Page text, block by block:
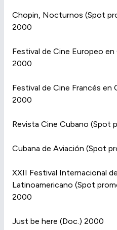
Chopin, Nocturnos (Spot
2000
Festival de Cine Europeo
2000
Festival de Cine Francés en
2000
Revista Cine Cubano (Spot
Cubana de Aviación (Spot
XXII Festival Internacional
Latinoamericano (Spot
2000
Just be here (Doc.) 2000